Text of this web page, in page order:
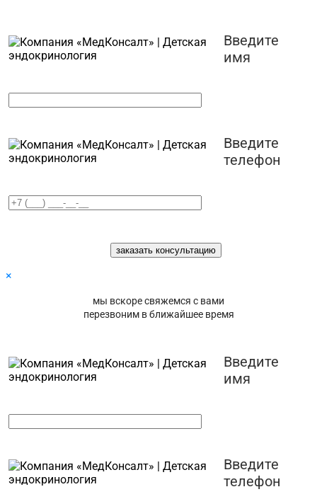
Введите
имя
Введите
телефон
×
мы вскоре свяжемся с вами
перезвоним в ближайшее время
Введите
имя
Введите
телефон